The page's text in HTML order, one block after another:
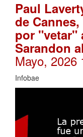
Paul
de
por "vetar"
Sarandon
Mayo, 2026
Infobae